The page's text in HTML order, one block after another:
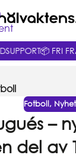
📦 FRI
Fotboll,
–
del av